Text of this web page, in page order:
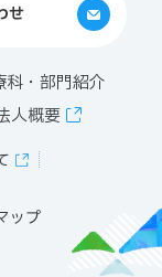
せ
科・部門紹介
人概要
ップ